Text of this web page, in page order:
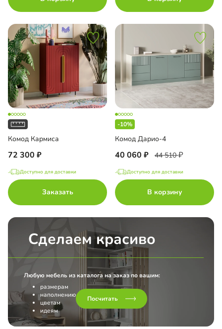
Комод Кармиса
72 300
Доступно для доставки
Заказать
-10%
Комод Дарио-4
40 060 44 510
Доступно для доставки
В корзину
Сделаем красиво
Любую мебель из каталога на заказ по вашим:
размерам
наполнению
цветам
идеям
Посчитать